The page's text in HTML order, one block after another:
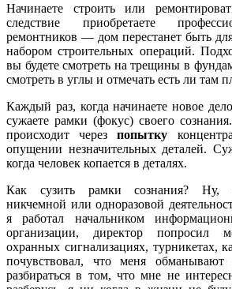
Начинаете строить или
следствие приобретаете
ремонтников — дом перестанет быть
набором строительных операций.
вы будете смотреть на трещины в
смотреть в углы и отмечать есть ли там
Каждый раз, когда начинаете новое
сужаете рамки (фокус) своего
происходит черезпопытку
опущении незначительных деталей.
когда человек копается в деталях.
Как сузить рамки сознания? Ну,
никчемной или одноразовой
я работал начальником
организации, директор попросил
охранных сигнализациях, турникетах,
почувствовал, что меня
разбираться в том, что мне не